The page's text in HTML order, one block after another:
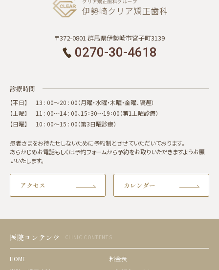
〒372-0801 群馬県伊勢崎市宮子町3139
0270-30-4618
診療時間
【平日】
13 : 00～20 : 00（月曜・水曜・木曜・金曜、隔週）
【土曜】
11 : 00～14 : 00、15：30～19：00（第1土曜診療）
【日曜】
10 : 00～15 : 00（第3日曜診療）
患者さまをお待たせしないために予約制とさせていただいております。
あらかじめお電話もしくは予約フォームから予約をお取りいただきますようお願
いいたします。
アクセス カレンダー
医院コンテンツ CLINIC CONTENTS
HOME
料金表